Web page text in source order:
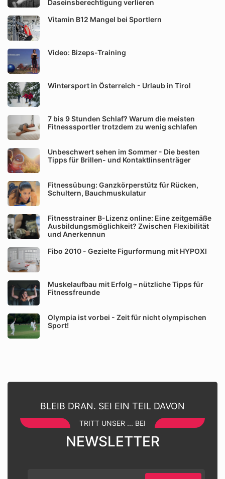
Daseinsberechtigung verlieren
Vitamin B12 Mangel bei Sportlern
Video: Bizeps-Training
Wintersport in Österreich - Urlaub in Tirol
7 bis 9 Stunden Schlaf? Warum die meisten
Fitnesssportler trotzdem zu wenig schlafen
Unbeschwert sehen im Sommer - Die besten
Tipps für Brillen- und Kontaktlinsenträger
Fitnessübung: Ganzkörperstütz für Rücken,
Schultern, Bauchmuskulatur
Fitnesstrainer B-Lizenz online: Eine zeitgemäße
Ausbildungsmöglichkeit? Zwischen Flexibilität
und Anerkennun
Fibo 2010 - Gezielte Figurformung mit HYPOXI
Muskelaufbau mit Erfolg – nützliche Tipps für
Fitnessfreunde
Olympia ist vorbei - Zeit für nicht olympischen
Sport!
BLEIB DRAN. SEI EIN TEIL DAVON
TRITT UNSER ... BEI
NEWSLETTER